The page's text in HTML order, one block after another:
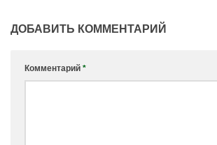
ДОБАВИТЬ КОММЕНТАРИЙ
Комментарий *